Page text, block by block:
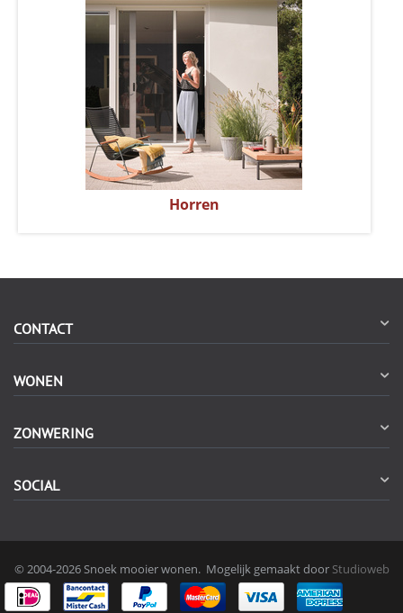
Horren
CONTACT
WONEN
ZONWERING
SOCIAL
© 2004-2026 Snoek mooier wonen. Mogelijk gemaakt door Studioweb